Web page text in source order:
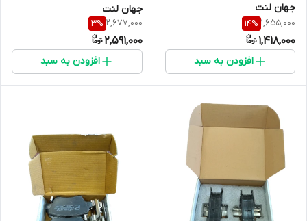
جهان لنت
1,655,000
14%
1,418,000
افزودن به سبد
جهان لنت
2,677,000
3%
2,591,000
افزودن به سبد